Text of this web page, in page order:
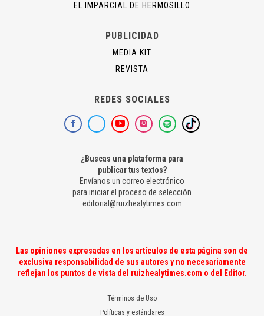
EL IMPARCIAL DE HERMOSILLO
PUBLICIDAD
MEDIA KIT
REVISTA
REDES SOCIALES
¿Buscas una plataforma para
publicar tus textos?
Envíanos un correo electrónico
para iniciar el proceso de selección
editorial@ruizhealytimes.com
Las opiniones expresadas en los artículos de esta página son de
exclusiva responsabilidad de sus autores y no necesariamente
reflejan los puntos de vista del ruizhealytimes.com o del Editor.
Términos de Uso
Políticas y estándares